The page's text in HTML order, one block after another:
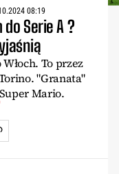
08:19
Serie A ?
To przez
"Granata"
Mario.